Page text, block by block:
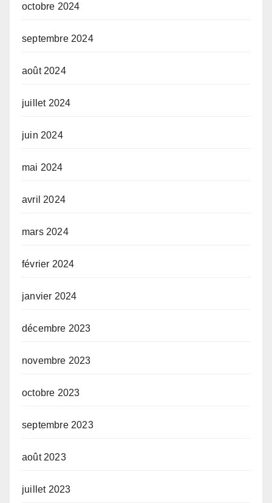
octobre 2024
septembre 2024
août 2024
juillet 2024
juin 2024
mai 2024
avril 2024
mars 2024
février 2024
janvier 2024
décembre 2023
novembre 2023
octobre 2023
septembre 2023
août 2023
juillet 2023